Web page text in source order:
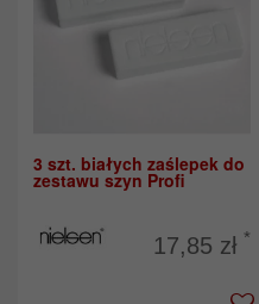
3 szt. białych zaślepek do
zestawu szyn Profi
17,85 zł *